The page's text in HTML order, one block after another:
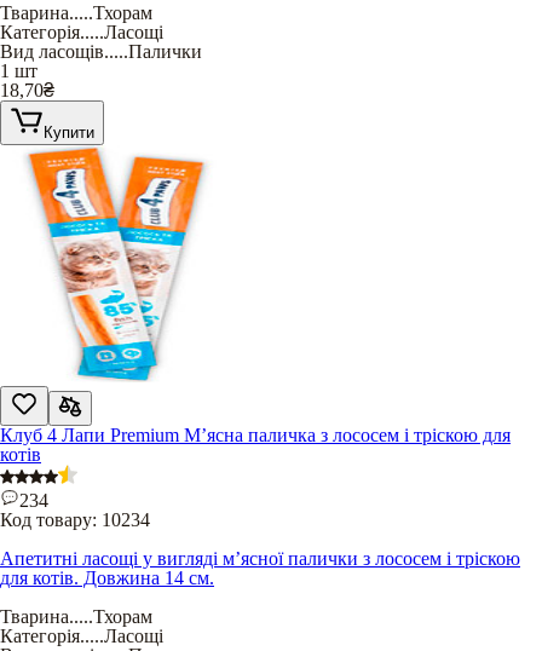
Тварина.....Тхорам
Категорія.....Ласощі
Вид ласощів.....Палички
1 шт
18,70₴
Купити
Клуб 4 Лапи Premium М’ясна паличка з лососем і тріскою для
котів
234
Код товару: 10234
Апетитні ласощі у вигляді м’ясної палички з лососем і тріскою
для котів. Довжина 14 см.
Тварина.....Тхорам
Категорія.....Ласощі